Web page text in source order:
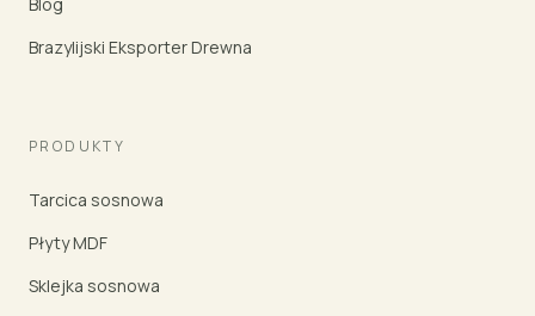
Blog
Brazylijski Eksporter Drewna
PRODUKTY
Tarcica sosnowa
Płyty MDF
Sklejka sosnowa